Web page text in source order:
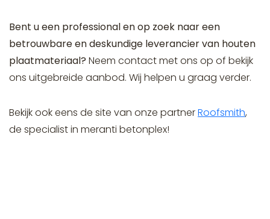
Bent u een professional en op zoek naar een
betrouwbare en deskundige leverancier van houten
plaatmateriaal? Neem contact met ons op of bekijk
ons uitgebreide aanbod. Wij helpen u graag verder.
Bekijk ook eens de site van onze partnerRoofsmith,
de specialist in meranti betonplex!